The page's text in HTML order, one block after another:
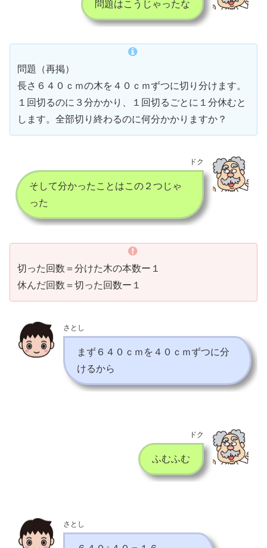
問題はこうじゃったな
問題（再掲）
長さ６４０ｃｍの木を４０ｃｍずつに切り分けます。
１回切るのに３分かかり、１回切るごとに１分休むと
します。全部切り終わるのに何分かかりますか？
ドク
そして分かったことはこの２つじゃ
った
切った回数＝分けた木の本数ー１
休んだ回数＝切った回数ー１
さとし
まず６４０ｃｍを４０ｃｍずつに分
けるから
ドク
ふむふむ
さとし